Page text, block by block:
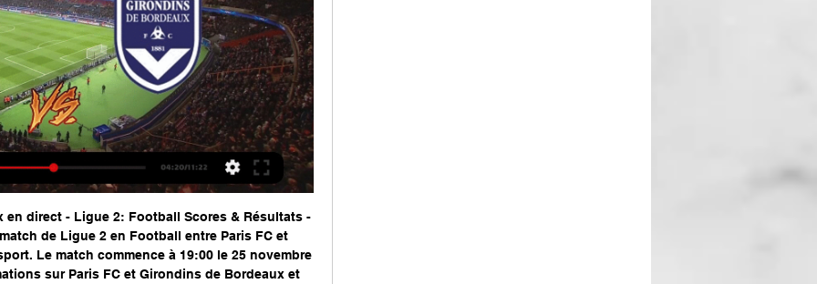
en direct - Ligue 2: Football Scores & Résultats -
de Ligue 2 en Football entre Paris FC et
Le match commence à 19:00 le 25 novembre
sur Paris FC et Girondins de Bordeaux et